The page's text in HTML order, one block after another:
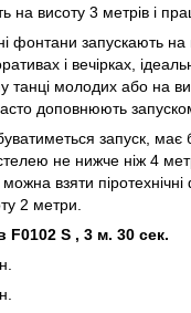
на висоту 3 метрів і
фонтани запускають
і вечірках,
танці молодих або на
доповнюють
запуск, має
не нижче ніж 4
взяти піротехнічні
2 метри.
F0102 S , 3 м. 30 сек.